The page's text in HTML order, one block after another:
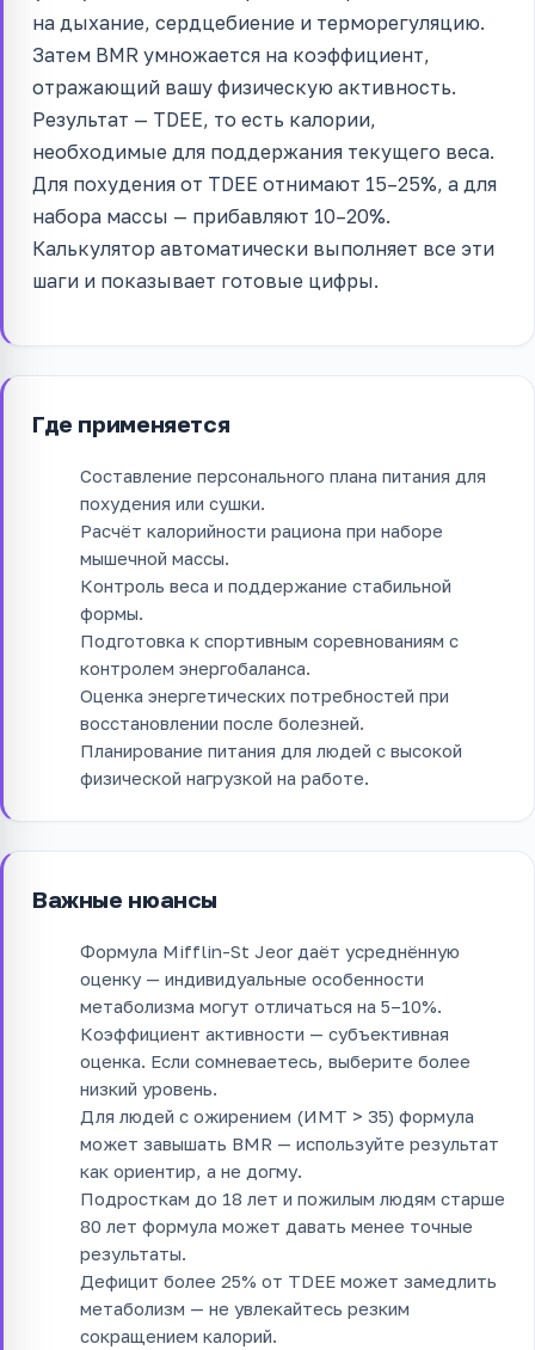
на дыхание, сердцебиение и терморегуляцию.
Затем BMR умножается на коэффициент,
отражающий вашу физическую активность.
Результат — TDEE, то есть калории,
необходимые для поддержания текущего веса.
Для похудения от TDEE отнимают 15–25%, а для
набора массы — прибавляют 10–20%.
Калькулятор автоматически выполняет все эти
шаги и показывает готовые цифры.
Где применяется
Составление персонального плана питания для
похудения или сушки.
Расчёт калорийности рациона при наборе
мышечной массы.
Контроль веса и поддержание стабильной
формы.
Подготовка к спортивным соревнованиям с
контролем энергобаланса.
Оценка энергетических потребностей при
восстановлении после болезней.
Планирование питания для людей с высокой
физической нагрузкой на работе.
Важные нюансы
Формула Mifflin-St Jeor даёт усреднённую
оценку — индивидуальные особенности
метаболизма могут отличаться на 5–10%.
Коэффициент активности — субъективная
оценка. Если сомневаетесь, выберите более
низкий уровень.
Для людей с ожирением (ИМТ > 35) формула
может завышать BMR — используйте результат
как ориентир, а не догму.
Подросткам до 18 лет и пожилым людям старше
80 лет формула может давать менее точные
результаты.
Дефицит более 25% от TDEE может замедлить
метаболизм — не увлекайтесь резким
сокращением калорий.